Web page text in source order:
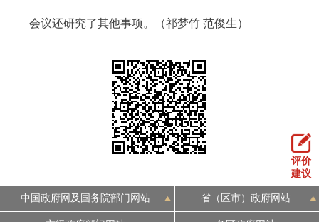
会议还研究了其他事项。（祁梦竹 范俊生）
评价
建议
中国政府网及国务院部门网站 省（区市）政府网站